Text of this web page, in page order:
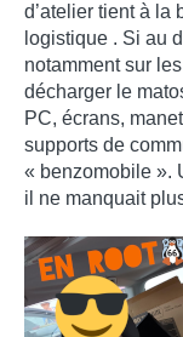
d’atelier tient à la
logistique . Si au
notamment sur
décharger le
PC, écrans,
supports de
« benzomobile ».
il ne manquait